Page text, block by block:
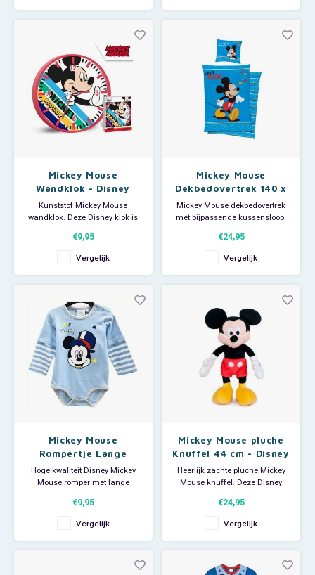
Mickey Mouse
Wandklok - Disney
Kunststof Mickey Mouse
wandklok. Deze Disney klok is
van de Mickey Mouse
kinderkamer maar ook heel
goed te gebruiken bij het leren
klok kijken.
€9,95
Vergelijk
Mickey Mouse
Dekbedovertrek 140 x
200 cm - Let's Go
Mickey Mouse dekbedovertrek
met bijpassende kussensloop.
dekbedhoes is dubbelzijdig te
gebruiken. Afmeting
dekbedovertrek: 140 x 200 cm.
Afmeting kussensloop: 63 x 63
€24,95
Vergelijk
Mickey Mouse
Rompertje Lange
Mouw - Disney Baby
Hoge kwaliteit Disney Mickey
Mouse romper met lange
katoen.
€9,95
Vergelijk
Mickey Mouse pluche
Knuffel 44 cm - Disney
Heerlijk zachte pluche Mickey
Mouse knuffel. Deze Disney
ca 44 cm en is heerlijk
knuffelbaar. Met zijn guitige
lach is hij binnen mum van tijd
je allerbeste vriendje.
€24,95
Vergelijk